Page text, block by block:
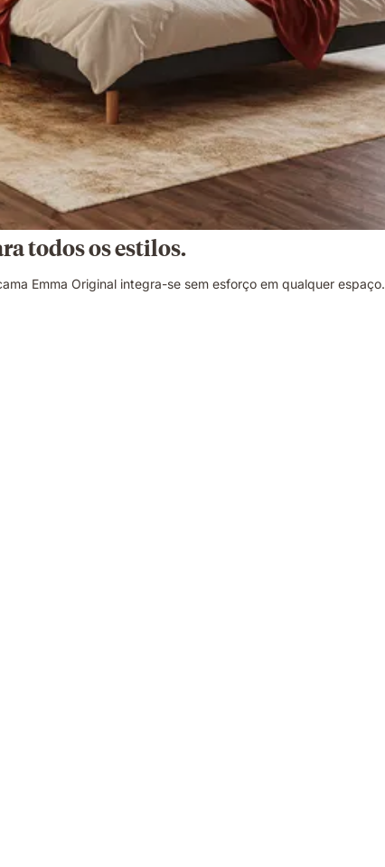
todos os estilos.
Emma Original integra-se sem esforço em qualquer espaço.